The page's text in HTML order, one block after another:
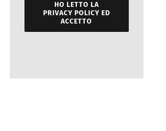
HO LETTO LA
PRIVACY POLICY ED
ACCETTO